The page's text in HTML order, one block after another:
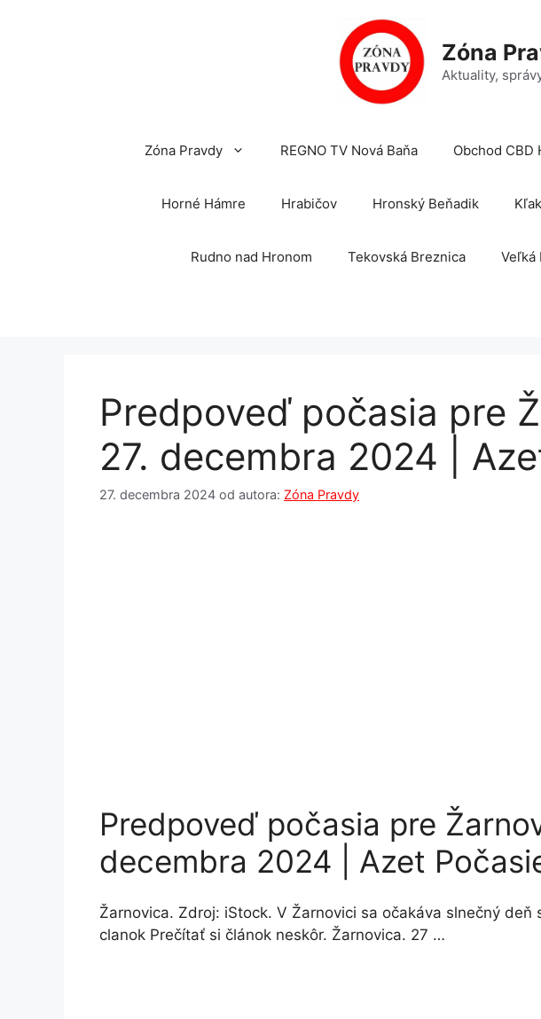
Zóna
Aktuality,
Zóna Pravdy REGNO TV Nová Baňa Obchod CBD
Horné Hámre Hrabičov Hronský Beňadik Kľak
Rudno nad Hronom Tekovská Breznica Veľká
Predpoveď počasia pre
27. decembra 2024 |
27. decembra 2024 od autora: Zóna Pravdy
Predpoveď počasia pre
decembra 2024 | Azet
Žarnovica. Zdroj: iStock. V Žarnovici sa očakáva slnečný
clanok Prečítať si článok neskôr. Žarnovica. 27 …